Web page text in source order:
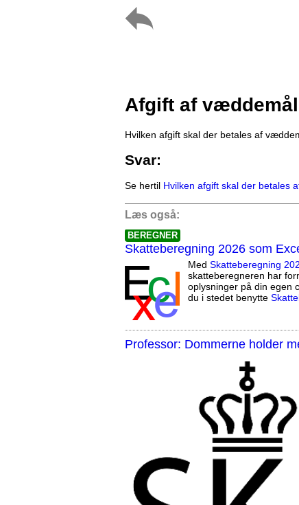
Afgift af væddemål
Hvilken afgift skal der betales af
Svar:
Se hertil Hvilken afgift skal der betales
Læs også:
BEREGNER
Skatteberegning 2026 som
Med Skatteberegning
skatteberegneren har
oplysninger på din egen
du i stedet benytte
Professor: Dommerne holder